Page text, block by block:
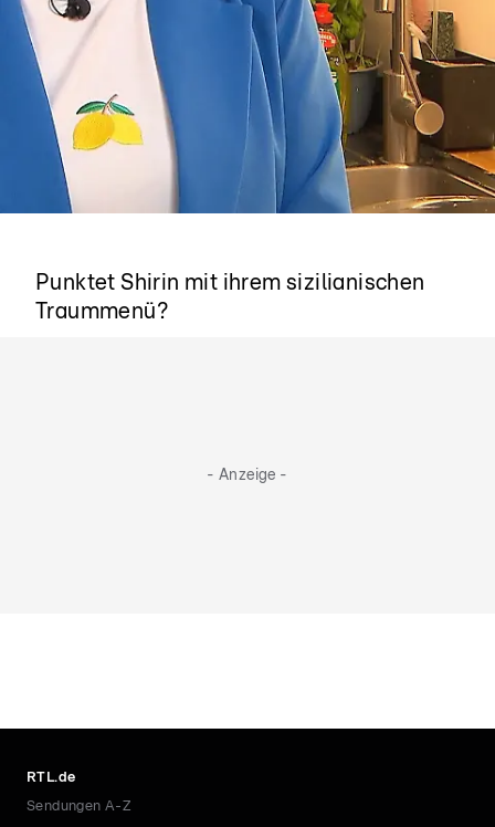
Punktet Shirin mit ihrem sizilianischen
Traummenü?
- Anzeige -
RTL.de
Sendungen A-Z